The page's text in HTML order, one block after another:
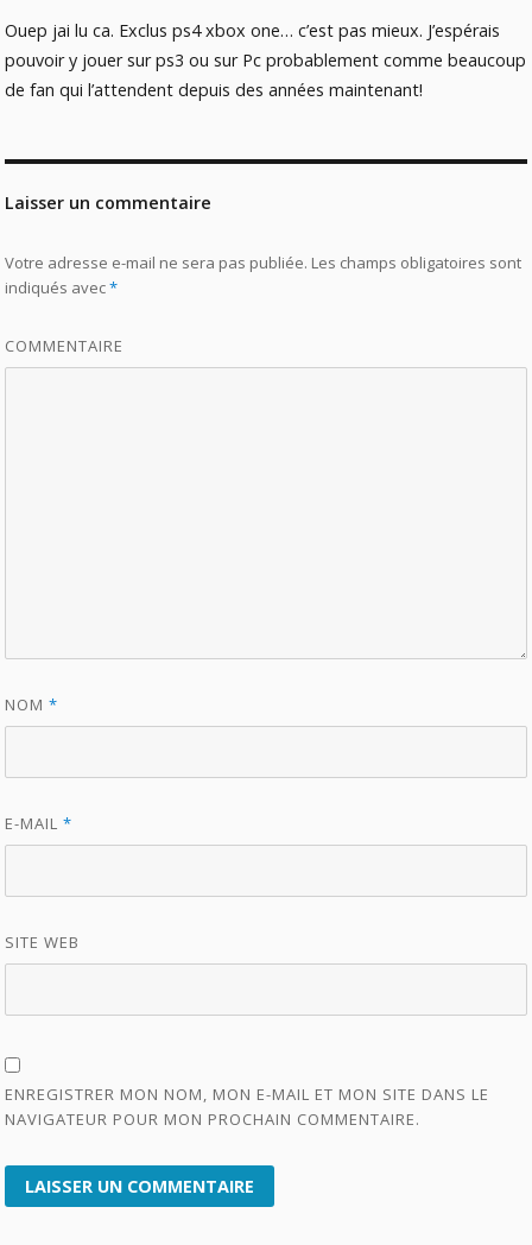
Ouep jai lu ca. Exclus ps4 xbox one… c’est pas mieux. J’espérais
pouvoir y jouer sur ps3 ou sur Pc probablement comme beaucoup
de fan qui l’attendent depuis des années maintenant!
Laisser un commentaire
Votre adresse e-mail ne sera pas publiée. Les champs obligatoires sont
indiqués avec*
COMMENTAIRE
NOM*
E-MAIL*
SITE WEB
ENREGISTRER MON NOM, MON E-MAIL ET MON SITE DANS LE
NAVIGATEUR POUR MON PROCHAIN COMMENTAIRE.